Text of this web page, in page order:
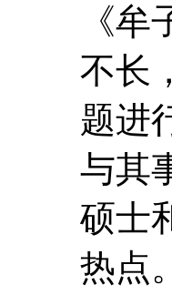
《牟
不长
题进
与其
硕士
热点